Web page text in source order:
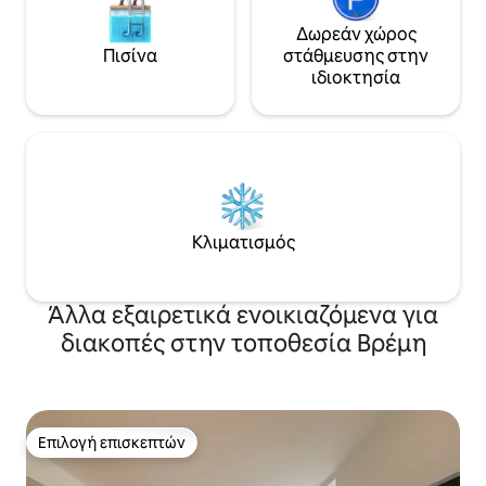
Πισίνα
Δωρεάν χώρος
στάθμευσης στην
ιδιοκτησία
Κλιματισμός
Άλλα εξαιρετικά ενοικιαζόμενα για
διακοπές στην τοποθεσία Βρέμη
Επιλογή επισκεπτών
Επιλογή επισκεπτών